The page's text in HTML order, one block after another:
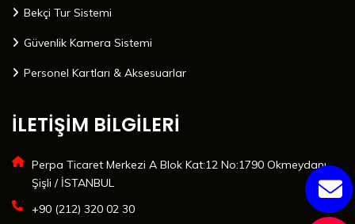
Bekçi Tur Sistemi
Güvenlik Kamera Sistemi
Personel Kartları & Aksesuarlar
İLETİŞİM BİLGİLERİ
Perpa Ticaret Merkezi A Blok Kat:12 No:1790 Okmeydanı
Şişli / İSTANBUL
+90 (212) 320 02 30